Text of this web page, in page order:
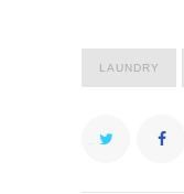
LAUNDRY